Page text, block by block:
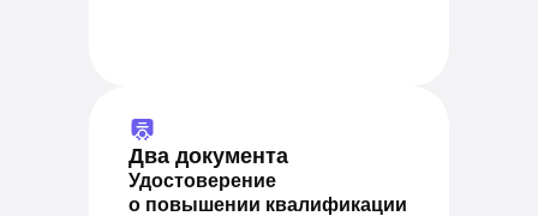
Два документа
Удостоверение
о повышении квалификации